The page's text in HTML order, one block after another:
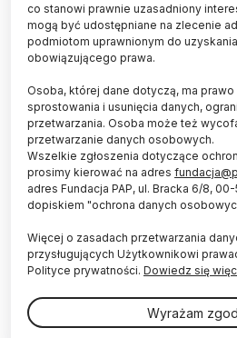
Szybsza diagnostyka
przez kleszcze oraz
zakażonych i jakie patogeny
naukowcy z Uniwersytetu
Białymstoku we współpracy
ŚWIAT 10.07.2025
Nowy pomysł
zatrzymać
kleszcza
ŚWIAT 12.04.2025
co stanowi prawnie uzasadniony
mogą być udostępniane na zlecenie
podmiotom uprawnionym do
obowiązującego prawa.
Osoba, której dane dotyczą, ma
sprostowania i usunięcia danych,
przetwarzania. Osoba może też
przetwarzanie danych osobowych.
Wszelkie zgłoszenia dotyczące
prosimy kierować na adres
adres Fundacja PAP, ul. Bracka 6/8,
dopiskiem "ochrona danych
Więcej o zasadach przetwarzania
przysługujących Użytkownikowi
Polityce prywatności. Dowiedz się
Wyrażam